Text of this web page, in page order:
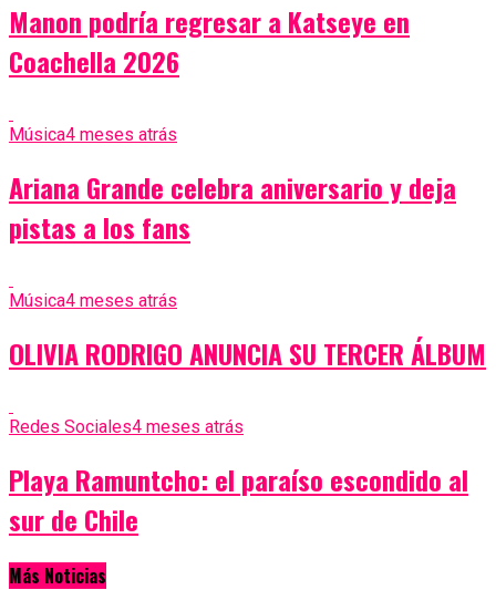
Manon podría regresar a Katseye en
Coachella 2026
Música4 meses atrás
Ariana Grande celebra aniversario y deja
pistas a los fans
Música4 meses atrás
OLIVIA RODRIGO ANUNCIA SU TERCER ÁLBUM
Redes Sociales4 meses atrás
Playa Ramuntcho: el paraíso escondido al
sur de Chile
Más Noticias